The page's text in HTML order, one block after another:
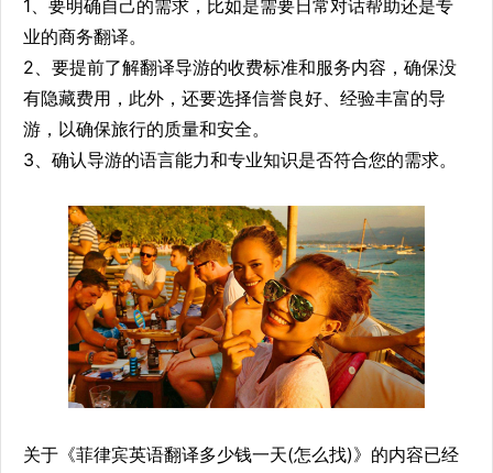
1、要明确自己的需求，比如是需要日常对话帮助还是专
业的商务翻译。
2、要提前了解翻译导游的收费标准和服务内容，确保没
有隐藏费用，此外，还要选择信誉良好、经验丰富的导
游，以确保旅行的质量和安全。
3、确认导游的语言能力和专业知识是否符合您的需求。
关于《菲律宾英语翻译多少钱一天(怎么找)》的内容已经